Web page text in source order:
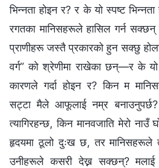
भिन्नता होइन र? र के यो स्पष्ट
रगतका मानिसहरूले हासिल गर्न सक्छन्
प्राणीहरू जस्तै प्रकारको हुन सक्छु
वर्ग” को श्रेणीमा राखेका छन्—र के
कारणले गर्दा होइन र? किन म
सट्टा मैले आफूलाई नम्र बनाउनुपर्छ?
त्यागिरहन्छ, किन मानवजाति मेरो नाउँ
हृदयमा ठूलो दुःख छ, तर मानिसहरूले
उनीहरूले कसरी देख्न सक्छन्? मलाई